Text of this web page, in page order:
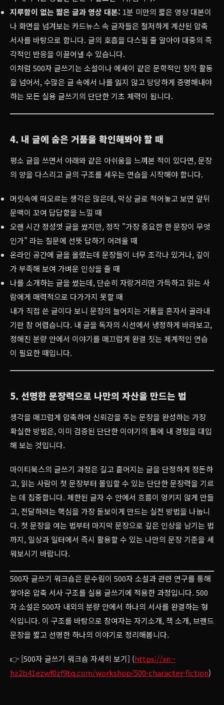
지루함이 없는 짧은 글과 영상 대본: 1분 미만의 짧은 영상 대본이
나 화면을 넘겨보는 카드뉴스 속 글자들은 철저하게 계산된 압축
서사를 바탕으로 합니다. 글의 호흡을 다스릴 줄 알아야 대중의 즉
각적인 반응을 이끌어낼 수 있습니다.
이처럼 500자 글쓰기는 소설이나 에세이 같은 문학적인 창작 활동
을 넘어서, 수많은 글 속에서 나를 잃지 않고 당당하게 증명해내야
하는 모든 실용 글쓰기의 단단한 기초 체력이 됩니다.
4. 내 글에 숨은 거품을 확인해봐야 할 때
평소 글을 쓰면서 아래와 같은 아쉬움을 느껴본 적이 있다면, 문장
의 양을 다스리고 글의 구조를 세우는 연습을 시작해야 합니다.
머릿속에 떠오르는 생각은 많은데, 막상 글로 적어놓고 보면 앞뒤
문맥이 꼬여 답답함을 느낄 때
오랜 시간 정성껏 글을 썼지만, 정작 "가장 중요한 한 문장이 무엇
인가" 라는 질문에 선뜻 답하기 어려울 때
온라인 공간에 글을 올렸는데 문장들이 너무 조각나 있거나, 깊이
가 부족해 보여 가벼운 인상을 줄 때
나를 소개하는 글을 썼는데, 단순히 자랑거리만 가득하고 읽는 사
람에게 매력적으로 다가가지 못할 때
내가 직접 쓴 글이다 보니 문장의 늘어지는 거품을 혼자서 골라내
기란 참 어렵습니다. 내 글을 독자의 시선에서 냉정하게 바라보고,
정해진 분량 안에서 이야기를 매끄럽게 완결 짓는 체계적인 연습
이 필요한 때입니다.
5. 선명한 문장력으로 나만의 자산을 만드는 법
생각을 매끄럽게 압축하여 신뢰감을 주는 문장을 완성하는 가장
확실한 방법은, 이미 검증된 단단한 이야기의 틀에 내 경험을 대입
해 보는 것입니다.
마이티북스의 글쓰기 과정은 길고 흩어지는 글을 단정하게 정돈하
고, 읽는 사람이 첫 문장부터 몰입할 수 있는 단단한 문장력을 기르
는 데 집중합니다. 제한된 글자 수 안에서 흐름이 엉키지 않게 만들
고, 전달하려는 핵심을 가장 돋보이게 만드는 실전 방법을 나눕니
다. 첫 문장을 여는 법부터 마지막 문장으로 깊은 인상을 남기는 법
까지, 일상과 일터에서 즉시 활용할 수 있는 나만의 문장 기준을 세
워보시기 바랍니다.
500자 글쓰기 워크숍은 문수림이 500자 소설과 관련 연구를 통해
쌓아온 압축 서사 구조를 실용 글쓰기에 적용한 과정입니다. 500
자 소설은 500자 내외의 분량 안에서 하나의 서사를 완결하는 형
식입니다. 이 구조를 바탕으로 참여자는 자기소개, 책 소개, 브랜드
문장을 짧고 선명한 하나의 이야기로 정리해봅니다.
👉 [500자 글쓰기 워크숍 자세히 보기] (https://xn--
hz2b41ezwf0zf9tq.com/workshop/500-character-fiction)